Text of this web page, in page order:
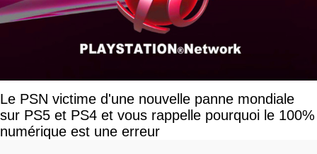
Le PSN victime d'une nouvelle panne mondiale
sur PS5 et PS4 et vous rappelle pourquoi le 100%
numérique est une erreur